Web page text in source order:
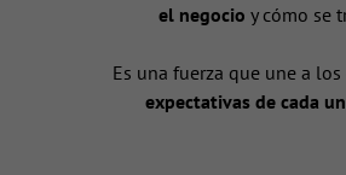
el negocio y cómo se
Es una fuerza que une a
expectativas de cada